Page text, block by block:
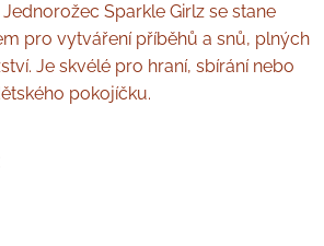
Sparkle Girlz se stane
pro vytváření příběhů a snů, plných
Je skvélé pro hraní, sbírání nebo
pokojíčku.